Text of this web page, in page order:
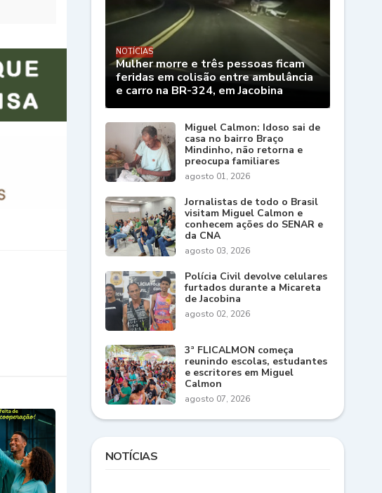
NOTÍCIAS
Mulher morre e três pessoas ficam
feridas em colisão entre ambulância
e carro na BR-324, em Jacobina
Miguel Calmon: Idoso sai de
casa no bairro Braço
Mindinho, não retorna e
preocupa familiares
agosto 01, 2026
Jornalistas de todo o Brasil
visitam Miguel Calmon e
conhecem ações do SENAR e
da CNA
agosto 03, 2026
Polícia Civil devolve celulares
furtados durante a Micareta
de Jacobina
agosto 02, 2026
3ª FLICALMON começa
reunindo escolas, estudantes
e escritores em Miguel
Calmon
agosto 07, 2026
NOTÍCIAS